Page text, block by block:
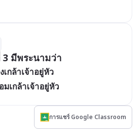
มีพระนามว่า
เกล้าเจ้าอยู่หัว
มเกล้าเจ้าอยู่หัว
การแชร์ Google Classroom